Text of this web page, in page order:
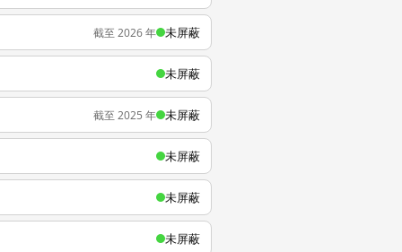
截至 2026 年 未屏蔽
未屏蔽
截至 2025 年 未屏蔽
未屏蔽
未屏蔽
未屏蔽